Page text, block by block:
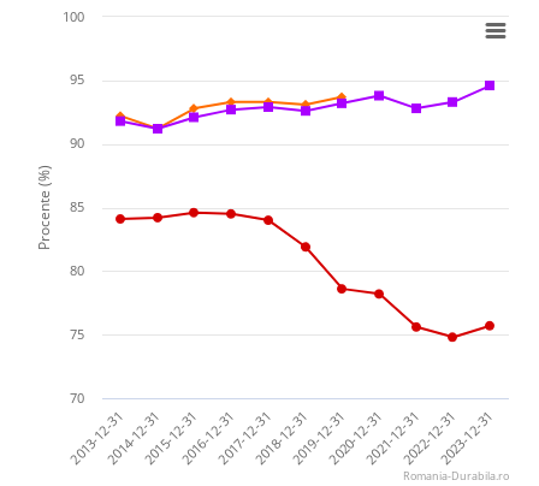
Procente (%)
2013-12-312014-12-312015-12-312016-12-312017-12-312018-12-312019-12-312020-12-312021-12-312022-12-312023-12-31
70
80
90
100
75
85
95
Romania-Durabila.ro